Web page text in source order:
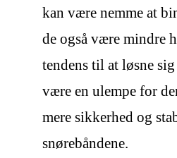
kan være nemme at
de også være mindre
tendens til at løsne
være en ulempe for
mere sikkerhed og
snørebåndene.